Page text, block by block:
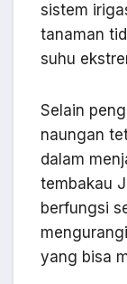
sistem
tanaman
suhu
Selain
naungan
dalam
tembakau
berfungsi
yang bisa